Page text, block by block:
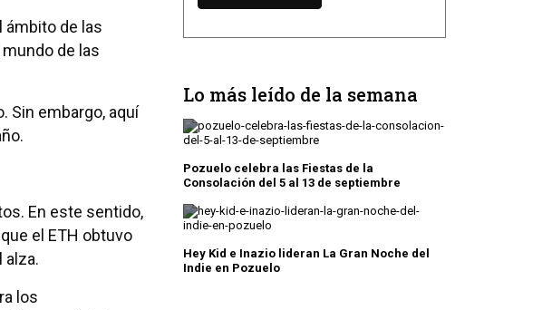
ámbito de las
mundo de las
Sin embargo, aquí
En este sentido,
el ETH obtuvo
alza.
los
Lo más leído de la semana
Pozuelo celebra las Fiestas de la
Consolación del 5 al 13 de septiembre
Hey Kid e Inazio lideran La Gran Noche del
Indie en Pozuelo